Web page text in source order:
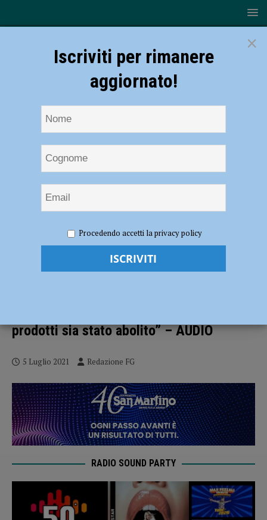
stop a piatti e posate di plastica, l’associazione PlasticFree: “Soddisfatti
che il commercio di questi prodotti sia stato abolito” – AUDIO
Dall’Unione Europea stop a piatti e posate
prodotti sia stato abolito” – AUDIO
5 Luglio 2021 Redazione FG
RADIO SOUND PARTY
×
Iscriviti per rimanere
aggiornato!
Procedendo accetti la privacy policy